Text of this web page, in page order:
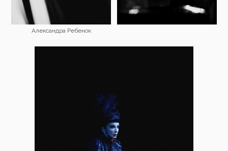
Александра Ребенок